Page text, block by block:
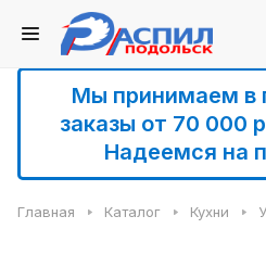
Мы принимаем в
заказы от 70 000
Надеемся на
Главная Каталог Кухни